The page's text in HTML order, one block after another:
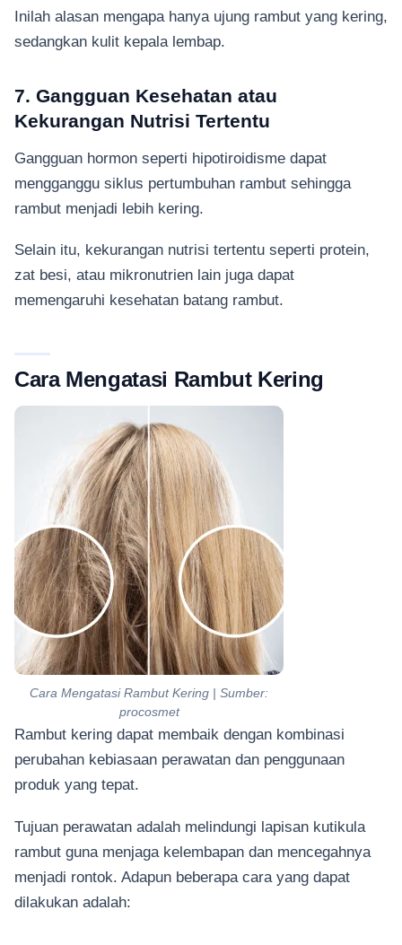
Inilah alasan mengapa hanya ujung rambut yang kering,
sedangkan kulit kepala lembap.
7. Gangguan Kesehatan atau
Kekurangan Nutrisi Tertentu
Gangguan hormon seperti hipotiroidisme dapat
mengganggu siklus pertumbuhan rambut sehingga
rambut menjadi lebih kering.
Selain itu, kekurangan nutrisi tertentu seperti protein,
zat besi, atau mikronutrien lain juga dapat
memengaruhi kesehatan batang rambut.
Cara Mengatasi Rambut Kering
Cara Mengatasi Rambut Kering | Sumber:
procosmet
Rambut kering dapat membaik dengan kombinasi
perubahan kebiasaan perawatan dan penggunaan
produk yang tepat.
Tujuan perawatan adalah melindungi lapisan kutikula
rambut guna menjaga kelembapan dan mencegahnya
menjadi rontok. Adapun beberapa cara yang dapat
dilakukan adalah: